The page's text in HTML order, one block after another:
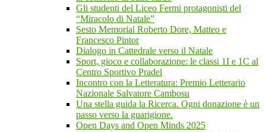
Gli studenti del Liceo Fermi protagonisti del
“Miracolo di Natale”
Sesto Memorial Roberto Dore, Matteo e
Francesco Pintor
Dialogo in Cattedrale verso il Natale
Sport, gioco e collaborazione: le classi 1I e 1C al
Centro Sportivo Pradel
Incontro con la Letteratura: Premio Letterario
Nazionale Salvatore Cambosu
Una stella guida la Ricerca. Ogni donazione è un
passo verso la guarigione.
Open Days and Open Minds 2025